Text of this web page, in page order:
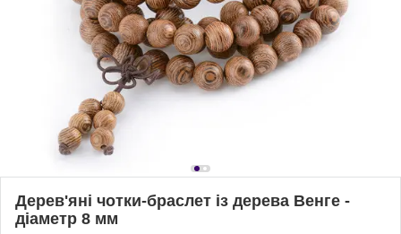
Дерев'яні чотки-браслет із дерева Венге -
діаметр 8 мм